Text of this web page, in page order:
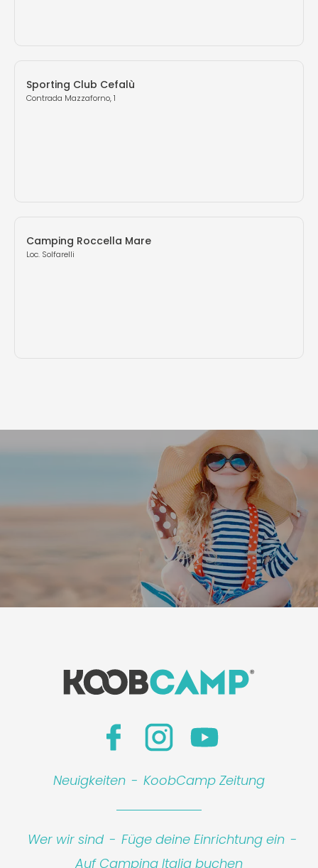
Sporting Club Cefalù
Contrada Mazzaforno, 1
Camping Roccella Mare
Loc. Solfarelli
Neuigkeiten - KoobCamp Zeitung
Wer wir sind - Füge deine Einrichtung ein -
Auf Camping Italia buchen